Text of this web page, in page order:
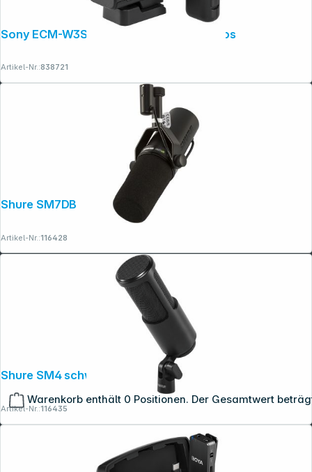
Warenkorb enthält 0 Positionen. Der Gesamtwert
Sony ECM-W3S Mikrofon System kabellos
Artikel-Nr.:838721
Shure SM7DB
Artikel-Nr.:116428
Shure SM4 schwarz
Artikel-Nr.:116435